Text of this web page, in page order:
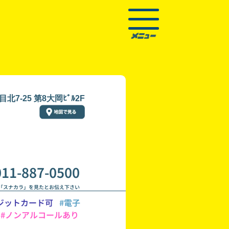
北7-25 第8大岡ﾋﾞﾙ2F
887-0500
スナカラ」を見たとお伝え下さい
ットカード可 #電子
ノンアルコールあり